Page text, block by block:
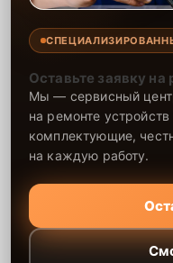
Оставьте заявку на
Мы — сервисный
на ремонте
комплектующие,
на каждую работу.